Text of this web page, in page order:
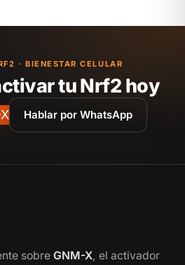
· BIENESTAR CELULAR
tu Nrf2 hoy
Hablar por WhatsApp
sobre GNM-X, el activador